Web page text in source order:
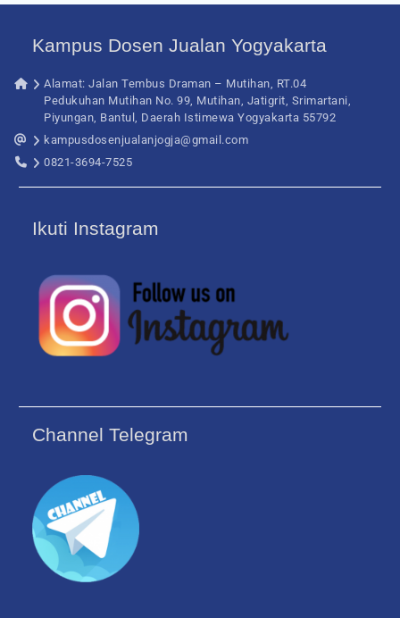
Kampus Dosen Jualan Yogyakarta
Alamat: Jalan Tembus Draman – Mutihan, RT.04
Pedukuhan Mutihan No. 99, Mutihan, Jatigrit, Srimartani,
Piyungan, Bantul, Daerah Istimewa Yogyakarta 55792
kampusdosenjualanjogja@gmail.com
0821-3694-7525
Ikuti Instagram
Channel Telegram